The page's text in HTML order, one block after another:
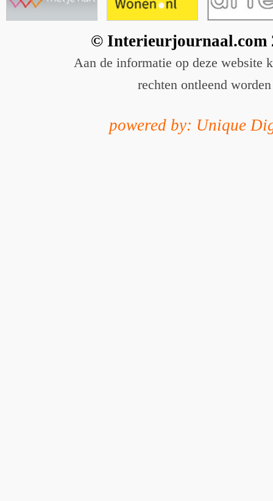
© Interieurjournaal.com
Aan de informatie op deze website
rechten ontleend worden
powered by: Unique